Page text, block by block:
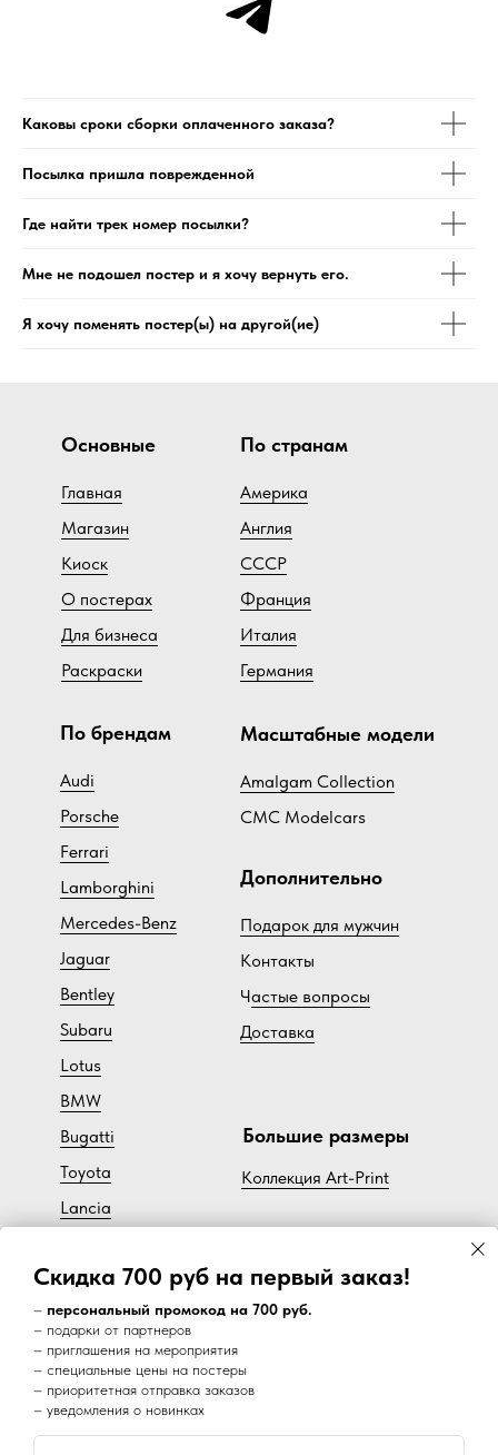
Скидка 700 руб на первый заказ!
– персональный промокод на 700 руб.
– подарки от партнеров
– приглашения на мероприятия
– специальные цены на постеры
– приоритетная отправка заказов
– уведомления о новинках
Каковы сроки сборки оплаченного заказа?
Посылка пришла поврежденной
Где найти трек номер посылки?
Мне не подошел постер и я хочу вернуть его.
Я хочу поменять постер(ы) на другой(ие)
Основные
Наш супер канал в Telegram:
Главная
Магазин
Киоск
О постерах
Для бизнеса
Раскраски
По брендам
Audi
Porsche
Ferrari
Lamborghini
Mercedes-Benz
Jaguar
Bentley
Subaru
Lotus
BMW
Bugatti
Toyota
Lancia
Volvo
По странам
Америка
Англия
СССР
Франция
Италия
Германия
Масштабные модели
Amalgam Collection
CMC Modelcars
Дополнительно
Подарок для мужчин
Контакты
Частые вопросы
Доставка
Большие размеры
Коллекция Art-Print